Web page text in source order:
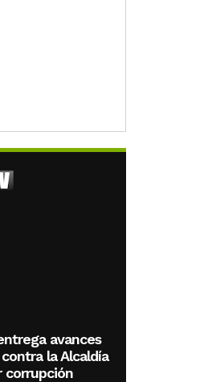
avances
la Alcaldía
corrupción